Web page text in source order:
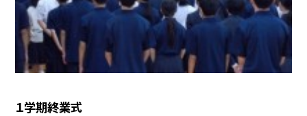
１学期終業式